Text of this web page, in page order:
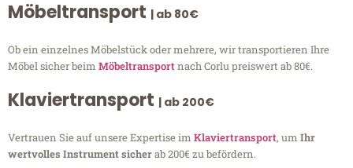
Möbeltransport | ab 80€
Ob ein einzelnes Möbelstück oder mehrere, wir transportieren Ihre
Möbel sicher beim Möbeltransportnach Corlu preiswert ab 80€.
Klaviertransport | ab 200€
Vertrauen Sie auf unsere Expertise im Klaviertransport, um Ihr
wertvolles Instrument sicherab 200€ zu befördern.